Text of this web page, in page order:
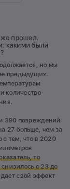
прошел.
какими были
но мы
предыдущих.
количество
390 повреждений
27 больше, чем за
с тем, что в 2020
то
с 23 до
свой эффект